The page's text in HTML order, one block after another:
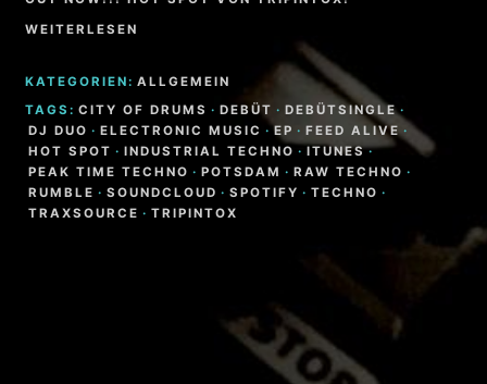
WEITERLESEN
KATEGORIEN: ALLGEMEIN
TAGS: CITY OF DRUMS · DEBÜT · DEBÜTSINGLE ·
DJ DUO · ELECTRONIC MUSIC · EP · FEED ALIVE ·
HOT SPOT · INDUSTRIAL TECHNO · ITUNES ·
PEAK TIME TECHNO · POTSDAM · RAW TECHNO ·
RUMBLE · SOUNDCLOUD · SPOTIFY · TECHNO ·
TRAXSOURCE · TRIPINTOX